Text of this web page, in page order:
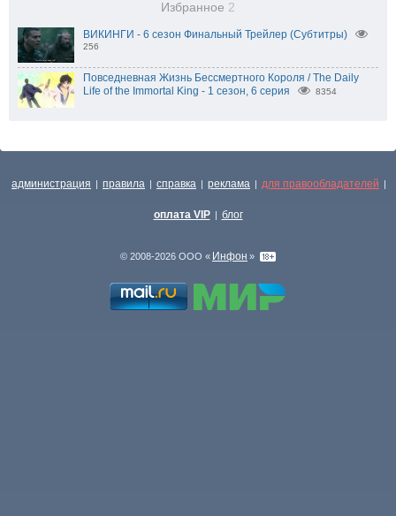
Избранное 2
ВИКИНГИ - 6 сезон Финальный Трейлер (Субтитры)
256
Повседневная Жизнь Бессмертного Короля / The Daily
Life of the Immortal King - 1 сезон, 6 серия
8354
администрация | правила | справка | реклама | для правообладателей |
оплата VIP | блог
© 2008-2026 ООО « Инфон »